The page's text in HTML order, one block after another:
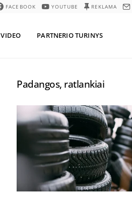
FACEBOOK YOUTUBE REKLAMA
VIDEO PARTNERIO TURINYS
Padangos, ratlankiai